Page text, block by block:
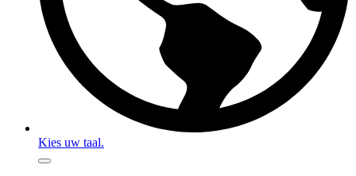
Kies uw taal.